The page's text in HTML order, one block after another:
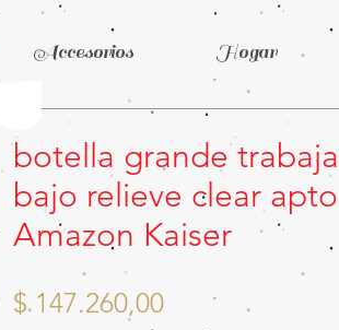
Accesorios Hogar
botella grande
bajo relieve clear apto
Amazon Kaiser
$ 147.260,00Precio